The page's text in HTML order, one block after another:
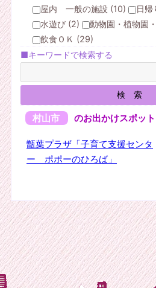
屋内 一般の施設 (10)
日帰
水遊び (2)
動物園・植物園
飲食ＯＫ (29)
■キーワードで検索する
村山市 のお出かけスポット
甑葉プラザ「子育て支援センタ
ー ポポーのひろば」